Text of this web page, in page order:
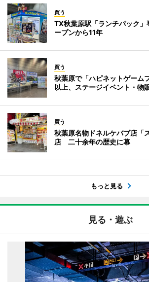
買う
TX秋葉原駅「ランチパック
ープンから11年
買う
秋葉原で「ハピネットゲー
以上、ステージイベント・物
買う
秋葉原名物ドネルケバブ店「
店 二十余年の歴史に幕
もっと見る
見る・遊ぶ